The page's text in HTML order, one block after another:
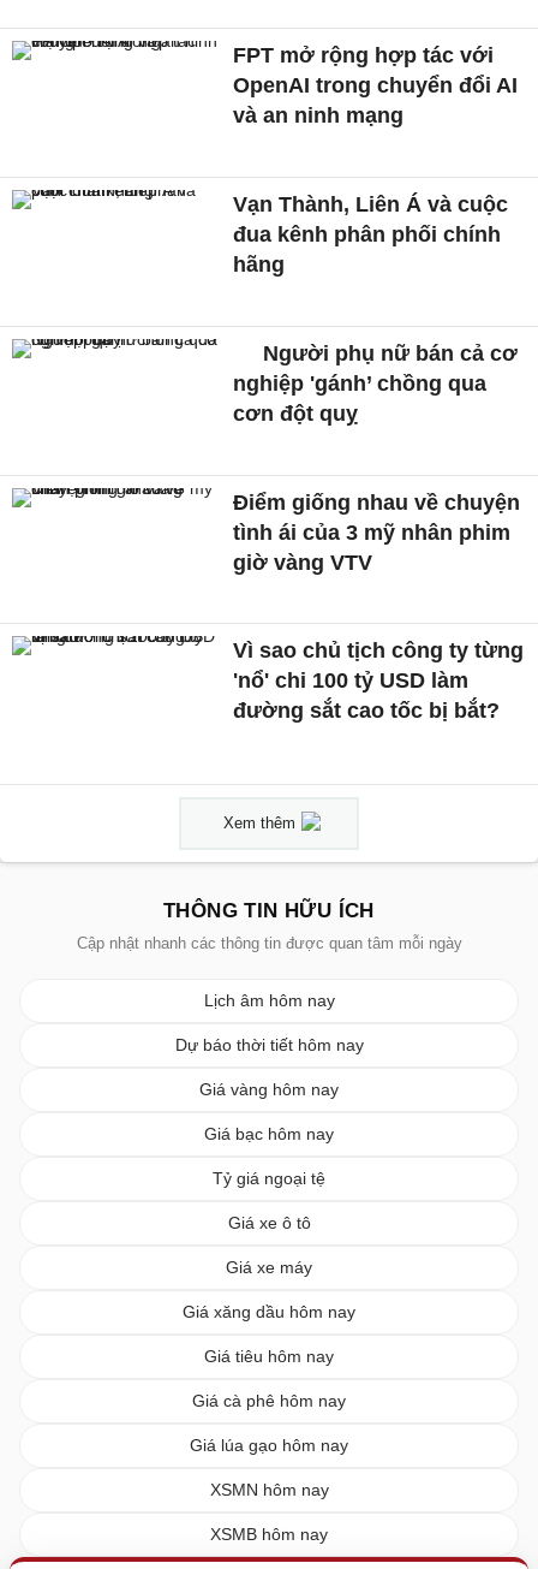
FPT mở rộng hợp tác với
OpenAI trong chuyển đổi AI
và an ninh mạng
Vạn Thành, Liên Á và cuộc
đua kênh phân phối chính
hãng
Người phụ nữ bán cả cơ
nghiệp 'gánh’ chồng qua
cơn đột quỵ
Điểm giống nhau về chuyện
tình ái của 3 mỹ nhân phim
giờ vàng VTV
Vì sao chủ tịch công ty từng
'nổ' chi 100 tỷ USD làm
đường sắt cao tốc bị bắt?
Xem thêm
THÔNG TIN HỮU ÍCH
Cập nhật nhanh các thông tin được quan tâm mỗi ngày
Lịch âm hôm nay
Dự báo thời tiết hôm nay
Giá vàng hôm nay
Giá bạc hôm nay
Tỷ giá ngoại tệ
Giá xe ô tô
Giá xe máy
Giá xăng dầu hôm nay
Giá tiêu hôm nay
Giá cà phê hôm nay
Giá lúa gạo hôm nay
XSMN hôm nay
XSMB hôm nay